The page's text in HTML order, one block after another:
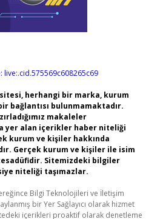
live:.cid.575569c608265c69
herhangi bir marka, kurum
bağlantısı bulunmamaktadır.
makaleler
yer alan içerikler haber niteliği
kurum ve kişiler hakkında
Gerçek kurum ve kişiler ile isim
Sitemizdeki bilgiler
niteliği taşımazlar.
Bilgi Teknolojileri ve İletişim
bir Yer Sağlayıcı olarak hizmet
içerikleri proaktif olarak denetleme